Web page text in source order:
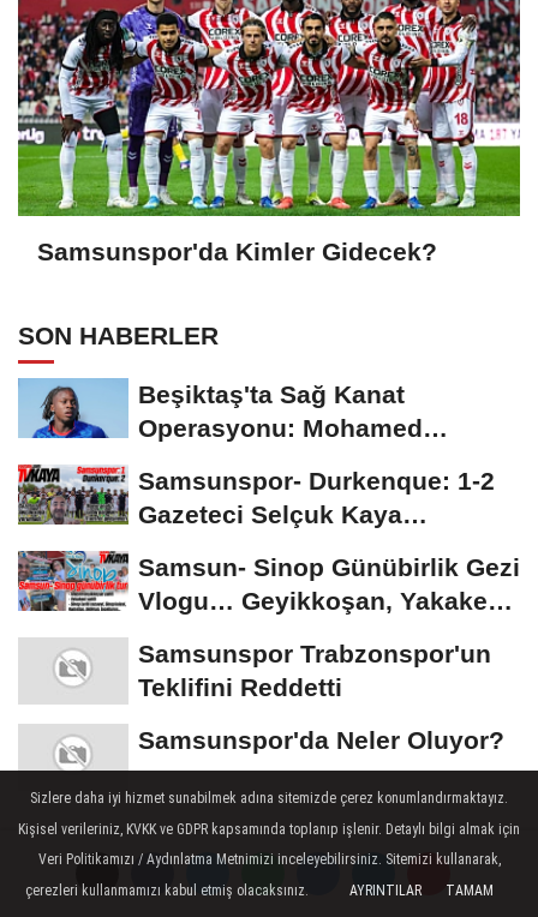
Samsunspor'da Kimler Gidecek?
SON HABERLER
Beşiktaş'ta Sağ Kanat
Operasyonu: Mohamed
Samsunspor- Durkenque: 1-2
Gazeteci Selçuk Kaya
Samsun- Sinop Günübirlik Gezi
Vlogu… Geyikkoşan, Yakakent,
Samsunspor Trabzonspor'un
Teklifini Reddetti
Samsunspor'da Neler Oluyor?
ÇOK OKUNAN HABERLER
Samsunspor- Durkenque: 1-2
Sizlere daha iyi hizmet sunabilmek adına sitemizde çerez konumlandırmaktayız.
Kişisel verileriniz, KVKK ve GDPR kapsamında toplanıp işlenir. Detaylı bilgi almak için
Veri Politikamızı / Aydınlatma Metnimizi inceleyebilirsiniz. Sitemizi kullanarak,
çerezleri kullanmamızı kabul etmiş olacaksınız.
AYRINTILAR TAMAM